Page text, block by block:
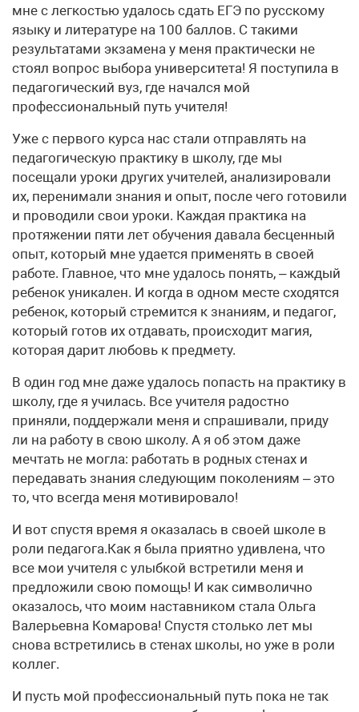
мне с легкостью удалось сдать ЕГЭ по русскому
языку и литературе на 100 баллов. С такими
результатами экзамена у меня практически не
стоял вопрос выбора университета! Я поступила в
педагогический вуз, где начался мой
профессиональный путь учителя!
Уже с первого курса нас стали отправлять на
педагогическую практику в школу, где мы
посещали уроки других учителей, анализировали
их, перенимали знания и опыт, после чего готовили
и проводили свои уроки. Каждая практика на
протяжении пяти лет обучения давала бесценный
опыт, который мне удается применять в своей
работе. Главное, что мне удалось понять, – каждый
ребенок уникален. И когда в одном месте сходятся
ребенок, который стремится к знаниям, и педагог,
который готов их отдавать, происходит магия,
которая дарит любовь к предмету.
В один год мне даже удалось попасть на практику в
школу, где я училась. Все учителя радостно
приняли, поддержали меня и спрашивали, приду
ли на работу в свою школу. А я об этом даже
мечтать не могла: работать в родных стенах и
передавать знания следующим поколениям – это
то, что всегда меня мотивировало!
И вот спустя время я оказалась в своей школе в
роли педагога.Как я была приятно удивлена, что
все мои учителя с улыбкой встретили меня и
предложили свою помощь! И как символично
оказалось, что моим наставником стала Ольга
Валерьевна Комарова! Спустя столько лет мы
снова встретились в стенах школы, но уже в роли
коллег.
И пусть мой профессиональный путь пока не так